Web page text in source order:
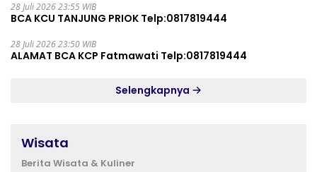
28 Juli 2026 23:55 WIB
BCA KCU TANJUNG PRIOK Telp:0817819444
28 Juli 2026 23:50 WIB
ALAMAT BCA KCP Fatmawati Telp:0817819444
Selengkapnya
Wisata
Berita Wisata & Kuliner